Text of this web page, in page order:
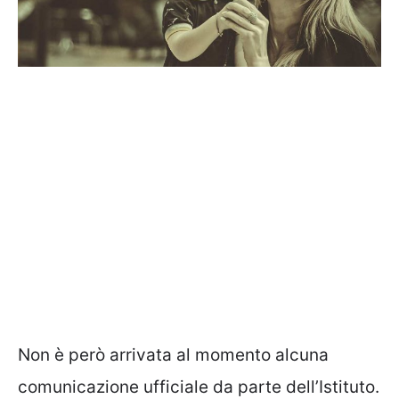
Non è però arrivata al momento alcuna
comunicazione ufficiale da parte dell’Istituto.